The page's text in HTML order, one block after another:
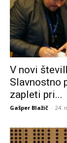
V novi
Slavnostno
zapleti pri...
Gašper Blažič - 24.